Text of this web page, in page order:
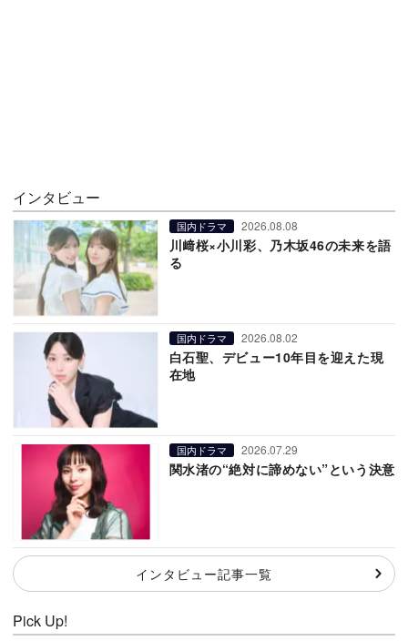
インタビュー
国内ドラマ 2026.08.08
川﨑桜×小川彩、乃木坂46の未来を語
る
国内ドラマ 2026.08.02
白石聖、デビュー10年目を迎えた現
在地
国内ドラマ 2026.07.29
関水渚の“絶対に諦めない”という決意
インタビュー記事一覧
Pick Up!